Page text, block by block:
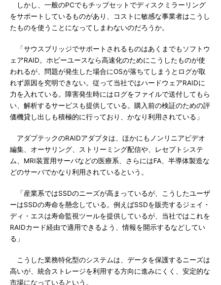
しかし、一般のPCでもチップセットでディスクミラーリング
をサポートしているものがあり、コストに敏感な事業者はこうし
たものを使うことになってしまわないのだろうか。
「サウスブリッジでサポートされるものはあくまでもソフトウ
ェアRAID。ホビーユースなら高速化のためにこうしたものが使
われるが、問題が発生した場合にOSが落ちてしまうとログが取
れず原因を究明できない。従って当社ではハードウェアRAIDに
力を入れている。障害発生時にはログをファイルで送付してもら
い、解析するサービスも提供している。購入前の検証のための評
価機貸し出しも積極的に行っており、かなり利用されている」
アダプテックのRAIDアダプタは、ほかにもノンリニアビデオ
編集、オーサリング、ストリーミング配信や、レセプトシステ
ム、MRI装置用サーバなどの医療系、さらにはFA、半導体製造な
どのサーバでかなり利用されているという。
「産業系ではSSDのニーズが高まっているが、こうしたユーザ
ーはSSDの寿命を懸念している。例えばSSDを販売するジェイ・
ディ・エスは寿命監視ツールを提供しているが、当社ではこれを
RAIDカード経由で適用できるよう、情報を開示するなどしてい
る」
こうした業務特化型のシステムは、データを保護するニーズは
高いが、統合ストレージを利用する方向に進みにくく、安定的な
市場になっているという。